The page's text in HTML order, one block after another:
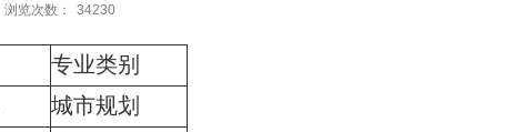
浏览次数： 34230
专业类别
城市规划